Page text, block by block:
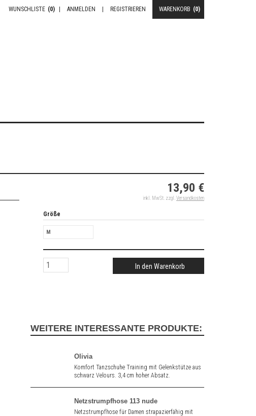
WARENKORB (0)
REGISTRIEREN
ANMELDEN
WUNSCHLISTE (0)
13,90 €
inkl. MwSt. zzgl. Versandkosten
Größe
M
In den Warenkorb
WEITERE INTERESSANTE PRODUKTE:
Olivia
Komfort Tanzschuhe Training mit Gelenkstütze aus
schwarz Velours. 3,4 cm hoher Absatz.
Netzstrumpfhose 113 nude
Netzstrumpfhose für Damen strapazierfähig mit